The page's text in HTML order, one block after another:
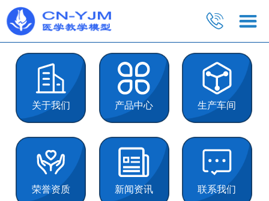
关于我们 产品中心 生产车间
荣誉资质 新闻资讯 联系我们